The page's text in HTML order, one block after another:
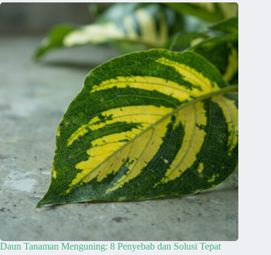
Daun Tanaman Menguning: 8 Penyebab dan Solusi Tepat